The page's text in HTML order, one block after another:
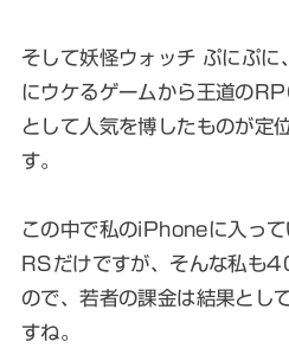
そして妖怪ウォッチ ぷにぷ
にウケるゲームから王道の
として人気を博したものが定
す。
この中で私のiPhoneに入っ
RSだけですが、そんな私も
ので、若者の課金は結果とし
すね。